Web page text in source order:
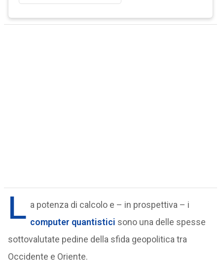
L a potenza di calcolo e – in prospettiva – i
computer quantistici sono una delle spesse
sottovalutate pedine della sfida geopolitica tra
Occidente e Oriente.